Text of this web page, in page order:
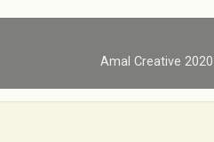
Amal Creative